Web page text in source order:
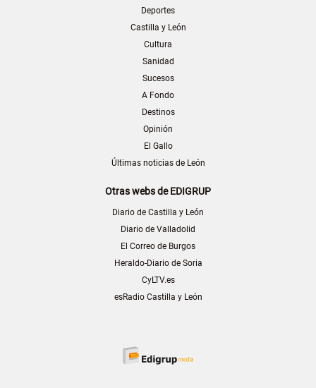
Deportes
Castilla y León
Cultura
Sanidad
Sucesos
A Fondo
Destinos
Opinión
El Gallo
Últimas noticias de León
Otras webs de EDIGRUP
Diario de Castilla y León
Diario de Valladolid
El Correo de Burgos
Heraldo-Diario de Soria
CyLTV.es
esRadio Castilla y León